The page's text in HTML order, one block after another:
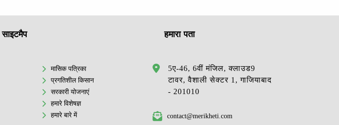
साइटमैप
मासिक पत्रिका
प्रगतिशील किसान
सरकारी योजनाएं
हमारे विशेषज्ञ
हमारे बारे में
हमारा पता
5ए-46, 6वीं मंजिल, क्लाउड9
टावर, वैशाली सेक्टर 1, गाजियाबाद
- 201010
contact@merikheti.com